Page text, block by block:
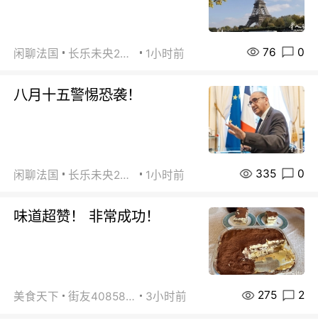
闲聊法国 长乐未央2015 1小时前 76 0
八月十五警惕恐袭！
闲聊法国 长乐未央2015 1小时前 335 0
味道超赞！ 非常成功！
美食天下 街友40858442 3小时前 275 2